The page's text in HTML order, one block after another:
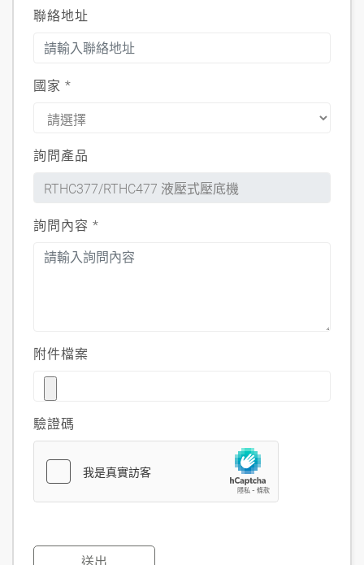
聯絡地址
國家 *
詢問產品
詢問內容 *
附件檔案
驗證碼